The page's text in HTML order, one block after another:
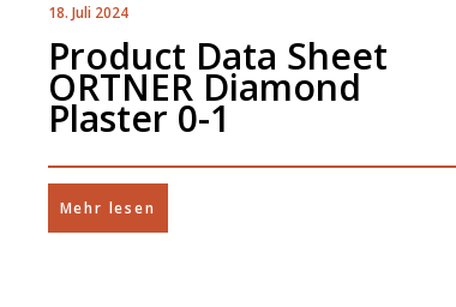
18. Juli 2024
Product Data Sheet
ORTNER Diamond
Plaster 0-1
Mehr lesen